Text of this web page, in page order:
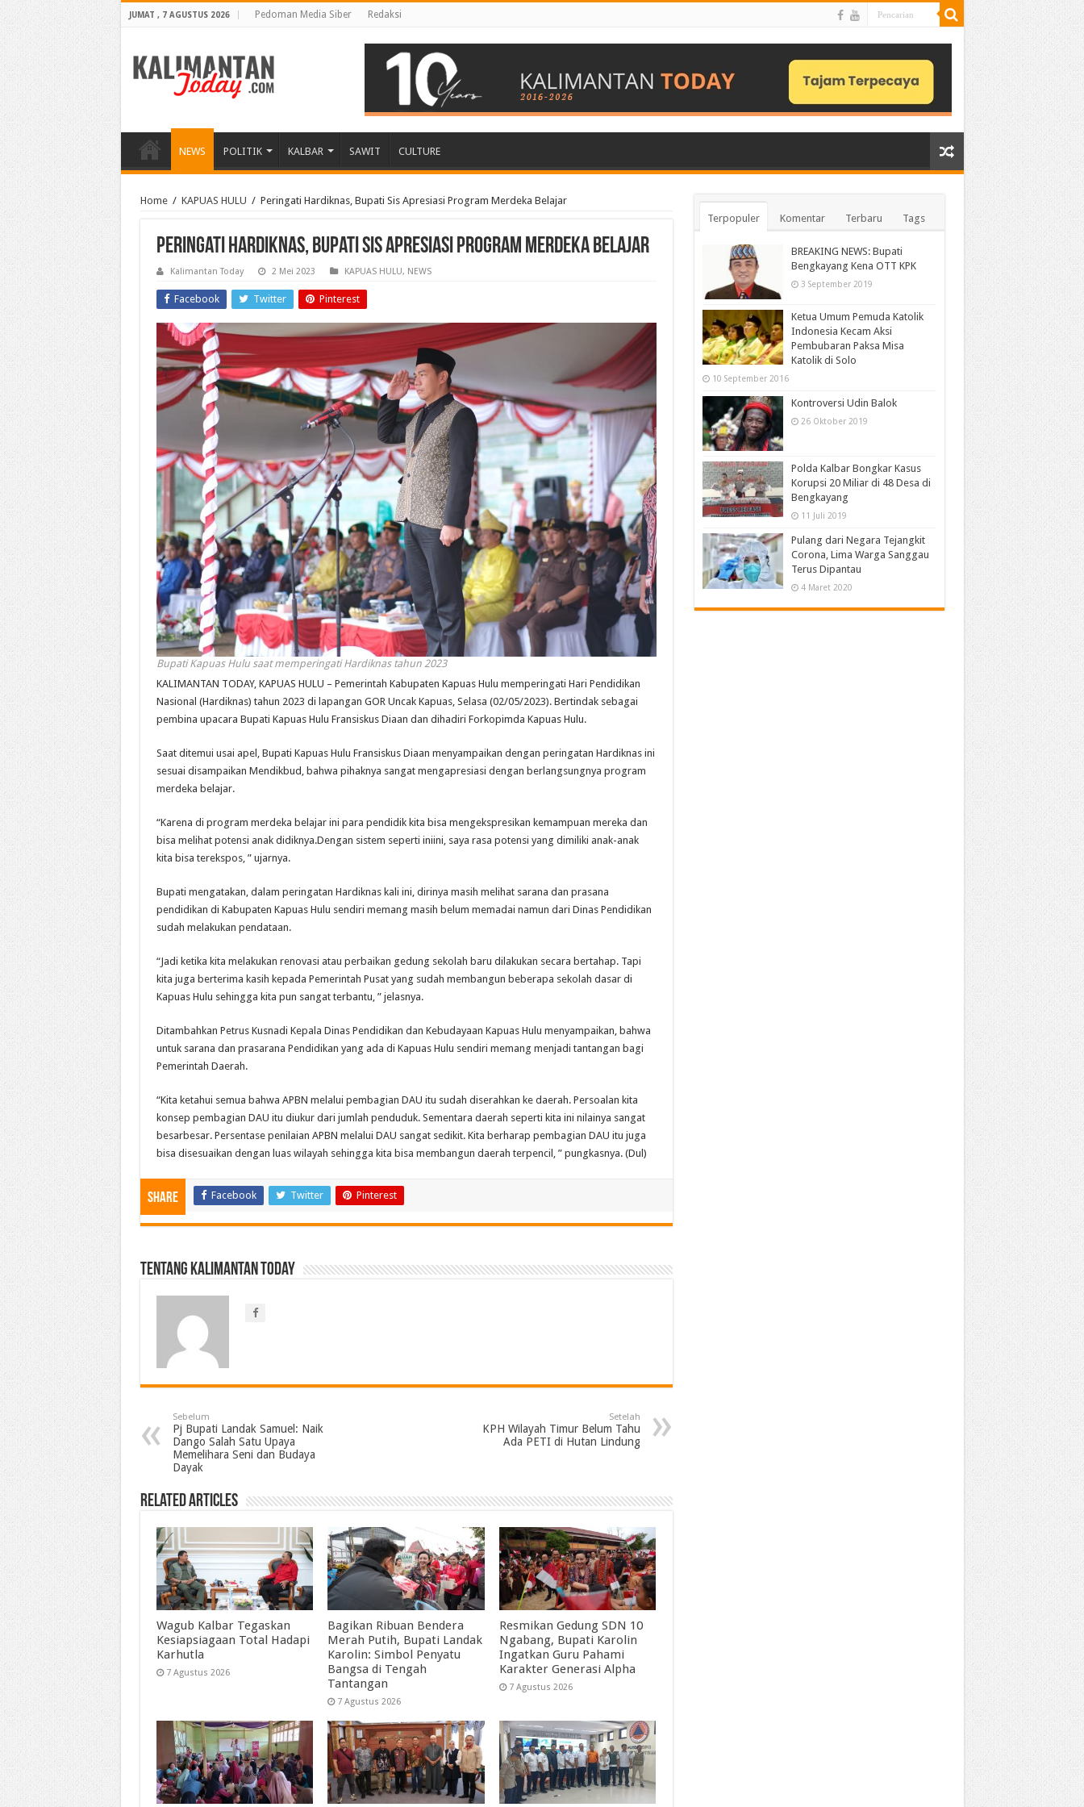
JUMAT , 7 AGUSTUS 2026 Pedoman Media Siber Redaksi
NEWS POLITIK KALBAR SAWIT CULTURE
Home / KAPUAS HULU / Peringati Hardiknas, Bupati Sis Apresiasi Program Merdeka Belajar
Peringati Hardiknas, Bupati Sis Apresiasi Program Merdeka Belajar
Kalimantan Today 2 Mei 2023 KAPUAS HULU, NEWS
Facebook Twitter Pinterest
Bupati Kapuas Hulu saat memperingati Hardiknas tahun 2023
KALIMANTAN TODAY, KAPUAS HULU – Pemerintah Kabupaten Kapuas Hulu memperingati Hari Pendidikan
Nasional (Hardiknas) tahun 2023 di lapangan GOR Uncak Kapuas, Selasa (02/05/2023). Bertindak sebagai
pembina upacara Bupati Kapuas Hulu Fransiskus Diaan dan dihadiri Forkopimda Kapuas Hulu.
Saat ditemui usai apel, Bupati Kapuas Hulu Fransiskus Diaan menyampaikan dengan peringatan Hardiknas ini
sesuai disampaikan Mendikbud, bahwa pihaknya sangat mengapresiasi dengan berlangsungnya program
merdeka belajar.
“Karena di program merdeka belajar ini para pendidik kita bisa mengekspresikan kemampuan mereka dan
bisa melihat potensi anak didiknya.Dengan sistem seperti iniini, saya rasa potensi yang dimiliki anak-anak
kita bisa terekspos, ” ujarnya.
Bupati mengatakan, dalam peringatan Hardiknas kali ini, dirinya masih melihat sarana dan prasana
pendidikan di Kabupaten Kapuas Hulu sendiri memang masih belum memadai namun dari Dinas Pendidikan
sudah melakukan pendataan.
“Jadi ketika kita melakukan renovasi atau perbaikan gedung sekolah baru dilakukan secara bertahap. Tapi
kita juga berterima kasih kepada Pemerintah Pusat yang sudah membangun beberapa sekolah dasar di
Kapuas Hulu sehingga kita pun sangat terbantu, ” jelasnya.
Ditambahkan Petrus Kusnadi Kepala Dinas Pendidikan dan Kebudayaan Kapuas Hulu menyampaikan, bahwa
untuk sarana dan prasarana Pendidikan yang ada di Kapuas Hulu sendiri memang menjadi tantangan bagi
Pemerintah Daerah.
“Kita ketahui semua bahwa APBN melalui pembagian DAU itu sudah diserahkan ke daerah. Persoalan kita
konsep pembagian DAU itu diukur dari jumlah penduduk. Sementara daerah seperti kita ini nilainya sangat
besarbesar. Persentase penilaian APBN melalui DAU sangat sedikit. Kita berharap pembagian DAU itu juga
bisa disesuaikan dengan luas wilayah sehingga kita bisa membangun daerah terpencil, ” pungkasnya. (Dul)
Share Facebook Twitter Pinterest
Tentang Kalimantan Today
Sebelum
Pj Bupati Landak Samuel: Naik
Dango Salah Satu Upaya
Memelihara Seni dan Budaya
Dayak
Setelah
KPH Wilayah Timur Belum Tahu
Ada PETI di Hutan Lindung
Related Articles
Wagub Kalbar Tegaskan
Kesiapsiagaan Total Hadapi
Karhutla
7 Agustus 2026
Bagikan Ribuan Bendera
Merah Putih, Bupati Landak
Karolin: Simbol Penyatu
Bangsa di Tengah
Tantangan
7 Agustus 2026
Resmikan Gedung SDN 10
Ngabang, Bupati Karolin
Ingatkan Guru Pahami
Karakter Generasi Alpha
7 Agustus 2026
Terpopuler Komentar Terbaru Tags
BREAKING NEWS: Bupati
Bengkayang Kena OTT KPK
3 September 2019
Ketua Umum Pemuda Katolik
Indonesia Kecam Aksi
Pembubaran Paksa Misa
Katolik di Solo
10 September 2016
Kontroversi Udin Balok
26 Oktober 2019
Polda Kalbar Bongkar Kasus
Korupsi 20 Miliar di 48 Desa di
Bengkayang
11 Juli 2019
Pulang dari Negara Tejangkit
Corona, Lima Warga Sanggau
Terus Dipantau
4 Maret 2020